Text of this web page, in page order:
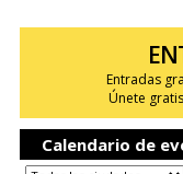
Entradas
Únete
Calendario de